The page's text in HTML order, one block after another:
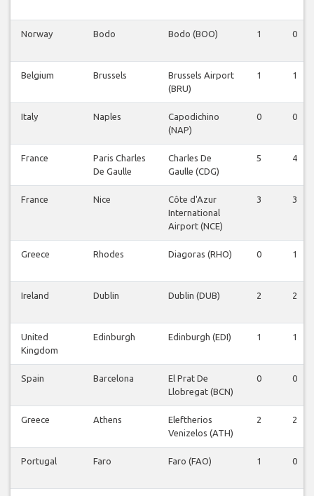
Norway Bodo Bodo (BOO) 1 0
Belgium Brussels
Brussels Airport
(BRU)
1 1
Italy Naples
Capodichino
(NAP)
0 0
France
Paris Charles
De Gaulle
Charles De
Gaulle (CDG)
5 4
France Nice
Côte d'Azur
International
Airport (NCE)
3 3
Greece Rhodes Diagoras (RHO) 0 1
Ireland Dublin Dublin (DUB) 2 2
United
Kingdom
Edinburgh Edinburgh (EDI) 1 1
Spain Barcelona
El Prat De
Llobregat (BCN)
0 0
Greece Athens
Eleftherios
Venizelos (ATH)
2 2
Portugal Faro Faro (FAO) 1 0